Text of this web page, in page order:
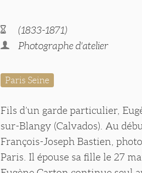
(1833-1871)
Photographe d'atelier
Paris Seine
Fils d’un garde particulier,
sur-Blangy (Calvados). Au
François-Joseph Bastien,
Paris. Il épouse sa fille le 27